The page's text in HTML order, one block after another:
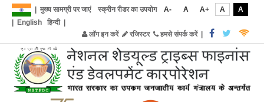
मुख्य सामग्री पर जाएं स्क्रीन रीडर का उपयोग A- A A+ A
A
English हिन्दी|
लॉग इन करें
रजिस्टर हमसे संपर्क करें|